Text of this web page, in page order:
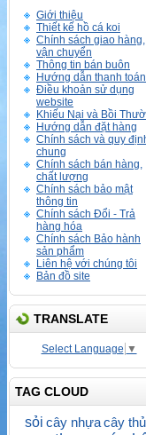
Giới thiệu
Thiết kế hồ cá koi
Chính sách giao hàng,
vận chuyển
Thông tin bán buôn
Hướng dẫn thanh toán
Điều khoản sử dụng
website
Khiếu Nại và Bồi
Hướng dẫn đặt hàng
Chính sách và quy
chung
Chính sách bán hàng,
chất lượng
Chính sách bảo mật
thông tin
Chính sách Đổi - Trả
hàng hóa
Chính sách Bảo hành
sản phẩm
Liên hệ với chúng tôi
Bản đồ site
TRANSLATE
Select Language ▼
TAG CLOUD
sỏi cây nhựa cây